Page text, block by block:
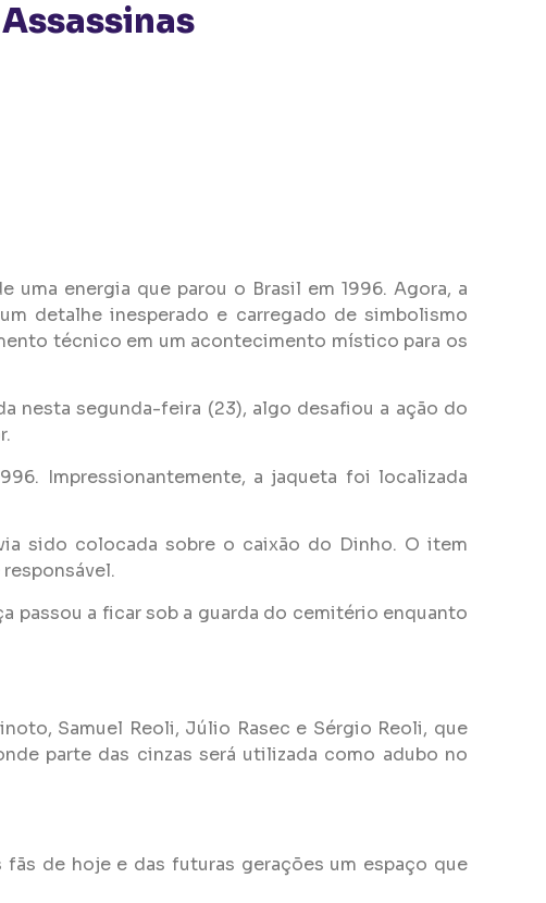
energia que parou o Brasil em 1996. Agora, a
detalhe inesperado e carregado de simbolismo
técnico em um acontecimento místico para os
nesta segunda-feira (23), algo desafiou a ação do
Impressionantemente, a jaqueta foi localizada
sido colocada sobre o caixão do Dinho. O item
passou a ficar sob a guarda do cemitério enquanto
Samuel Reoli, Júlio Rasec e Sérgio Reoli, que
parte das cinzas será utilizada como adubo no
de hoje e das futuras gerações um espaço que